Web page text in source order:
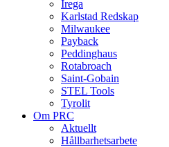
Irega
Karlstad Redskap
Milwaukee
Payback
Peddinghaus
Rotabroach
Saint-Gobain
STEL Tools
Tyrolit
Om PRC
Aktuellt
Hållbarhetsarbete